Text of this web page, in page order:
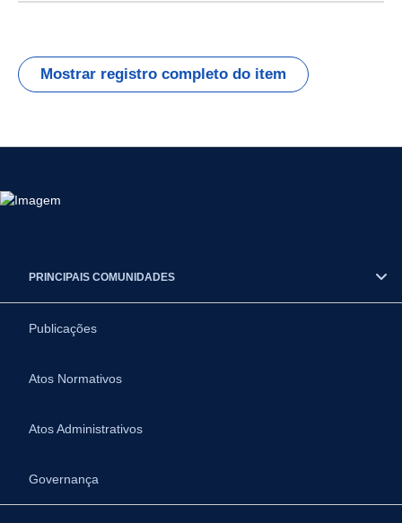
Mostrar registro completo do item
PRINCIPAIS COMUNIDADES
Publicações
Atos Normativos
Atos Administrativos
Governança